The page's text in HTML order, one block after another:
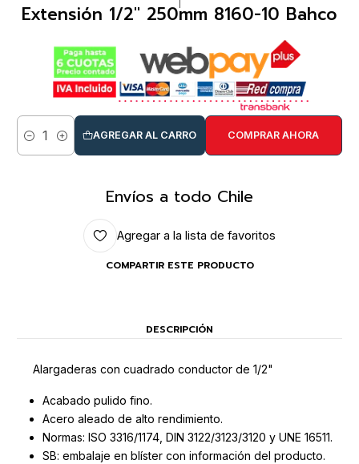
Extensión 1/2" 250mm 8160-10 Bahco
Cantidad
AGREGAR AL CARRO COMPRAR AHORA
Envíos a todo Chile
Agregar a la lista de favoritos
COMPARTIR ESTE PRODUCTO
DESCRIPCIÓN
Alargaderas con cuadrado conductor de 1/2"
Acabado pulido fino.
Acero aleado de alto rendimiento.
Normas: ISO 3316/1174, DIN 3122/3123/3120 y UNE 16511.
SB: embalaje en blíster con información del producto.